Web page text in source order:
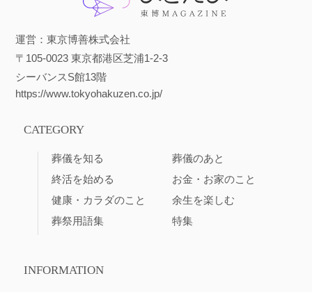
運営：東京博善株式会社
〒105-0023 東京都港区芝浦1-2-3
シーバンスS館13階
https://www.tokyohakuzen.co.jp/
CATEGORY
葬儀を知る
葬儀のあと
終活を始める
お金・お家のこと
健康・カラダのこと
余生を楽しむ
葬祭用語集
特集
INFORMATION